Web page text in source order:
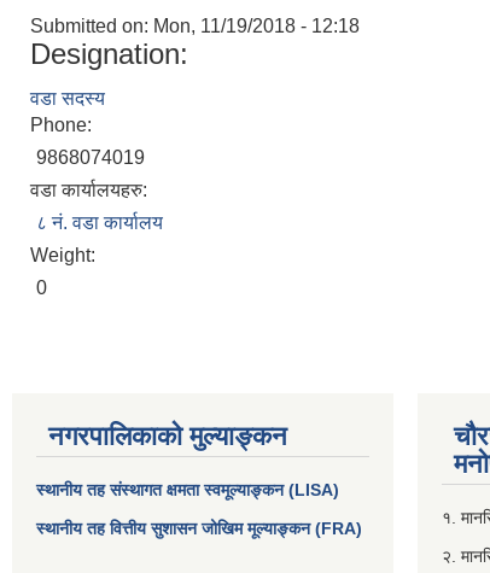
Submitted on: Mon, 11/19/2018 - 12:18
Designation:
वडा सदस्य
Phone:
9868074019
वडा कार्यालयहरु:
८ नं. वडा कार्यालय
Weight:
0
नगरपालिकाको मुल्याङ्कन
स्थानीय तह संस्थागत क्षमता स्वमूल्याङ्कन (LISA)
स्थानीय तह वित्तीय सुशासन जोखिम मूल्याङ्कन (FRA)
१.
२.